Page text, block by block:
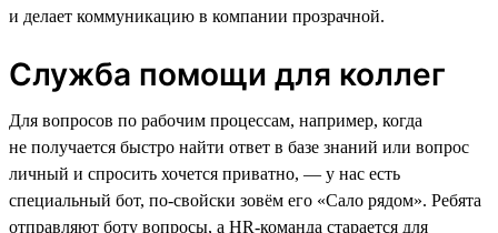
и делает коммуникацию в компании прозрачной.
Служба помощи для коллег
Для вопросов по рабочим процессам, например, когда
не получается быстро найти ответ в базе знаний или вопрос
личный и спросить хочется приватно, — у нас есть
специальный бот, по-свойски зовём его «Сало рядом». Ребята
отправляют боту вопросы, а HR-команда старается для